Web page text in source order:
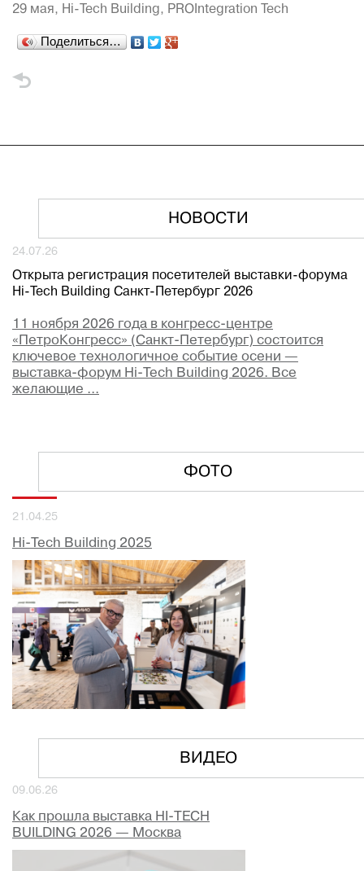
29 мая, Hi-Tech Building, PROIntegration Tech
Поделиться…
НОВОСТИ
24.07.26
Открыта регистрация посетителей выставки-форума
Hi-Tech Building Санкт-Петербург 2026
11 ноября 2026 года в конгресс-центре
«ПетроКонгресс» (Санкт-Петербург) состоится
ключевое технологичное событие осени —
выставка-форум Hi-Tech Building 2026. Все
желающие ...
ФОТО
21.04.25
Hi-Tech Building 2025
ВИДЕО
09.06.26
Как прошла выставка HI-TECH
BUILDING 2026 — Москва